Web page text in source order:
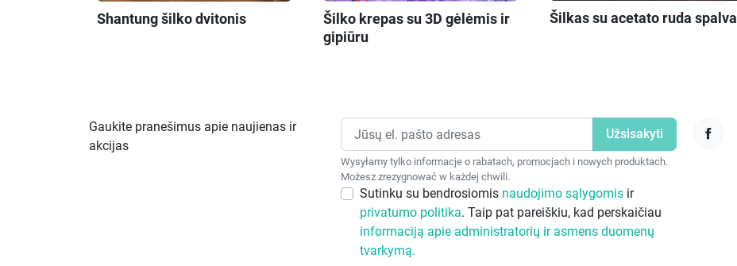
Shantung šilko dvitonis
Šilko krepas su 3D gėlėmis ir
gipiūru
Šilkas su acetato ruda spalva
Gaukite pranešimus apie naujienas ir
akcijas
Wysyłamy tylko informacje o rabatach, promocjach i nowych produktach.
Możesz zrezygnować w każdej chwili.
Sutinku su bendrosiomis naudojimo sąlygomis ir
privatumo politika. Taip pat pareiškiu, kad perskaičiau
informaciją apie administratorių ir asmens duomenų
tvarkymą.